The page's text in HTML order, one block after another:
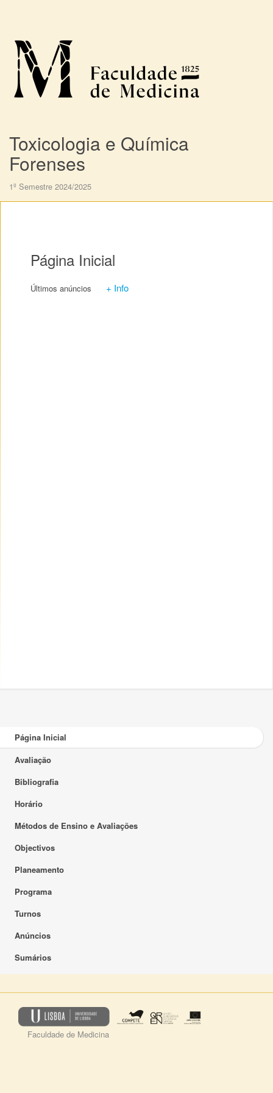
Toxicologia e Química
Forenses
1º Semestre 2024/2025
Página Inicial
Últimos anúncios + Info
Página Inicial
Avaliação
Bibliografia
Horário
Métodos de Ensino e Avaliações
Objectivos
Planeamento
Programa
Turnos
Anúncios
Sumários
Faculdade de Medicina